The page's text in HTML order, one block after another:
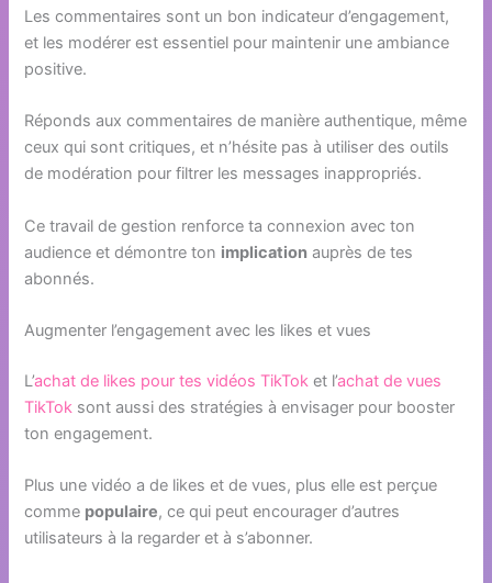
Les commentaires sont un bon indicateur d’engagement,
et les modérer est essentiel pour maintenir une ambiance
positive.
Réponds aux commentaires de manière authentique, même
ceux qui sont critiques, et n’hésite pas à utiliser des outils
de modération pour filtrer les messages inappropriés.
Ce travail de gestion renforce ta connexion avec ton
audience et démontre ton implication auprès de tes
abonnés.
Augmenter l’engagement avec les likes et vues
L’achat de likes pour tes vidéos TikTok et l’achat de vues
TikTok sont aussi des stratégies à envisager pour booster
ton engagement.
Plus une vidéo a de likes et de vues, plus elle est perçue
comme populaire, ce qui peut encourager d’autres
utilisateurs à la regarder et à s’abonner.